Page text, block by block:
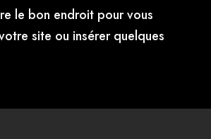
le bon endroit pour vous
site ou insérer quelques